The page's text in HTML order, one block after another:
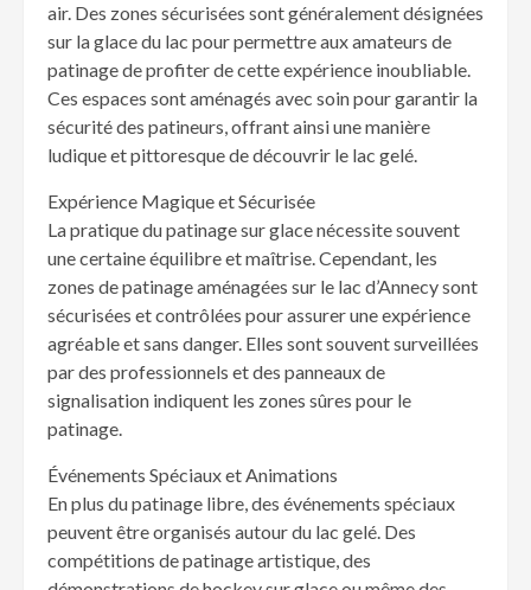
air. Des zones sécurisées sont généralement désignées
sur la glace du lac pour permettre aux amateurs de
patinage de profiter de cette expérience inoubliable.
Ces espaces sont aménagés avec soin pour garantir la
sécurité des patineurs, offrant ainsi une manière
ludique et pittoresque de découvrir le lac gelé.
Expérience Magique et Sécurisée
La pratique du patinage sur glace nécessite souvent
une certaine équilibre et maîtrise. Cependant, les
zones de patinage aménagées sur le lac d’Annecy sont
sécurisées et contrôlées pour assurer une expérience
agréable et sans danger. Elles sont souvent surveillées
par des professionnels et des panneaux de
signalisation indiquent les zones sûres pour le
patinage.
Événements Spéciaux et Animations
En plus du patinage libre, des événements spéciaux
peuvent être organisés autour du lac gelé. Des
compétitions de patinage artistique, des